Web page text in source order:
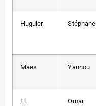
Huguier Stéphane
Maes Yannou
El
Omar